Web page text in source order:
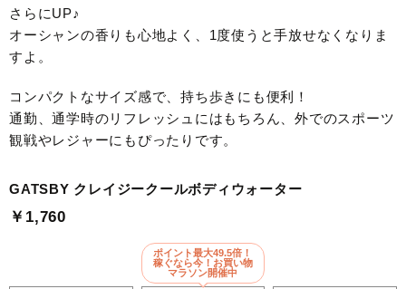
さらにUP♪
オーシャンの香りも心地よく、1度使うと手放せなくなりま
すよ。
コンパクトなサイズ感で、持ち歩きにも便利！
通勤、通学時のリフレッシュにはもちろん、外でのスポーツ
観戦やレジャーにもぴったりです。
GATSBY クレイジークールボディウォーター
￥1,760
ポイント最大49.5倍！
稼ぐなら今！お買い物
マラソン開催中